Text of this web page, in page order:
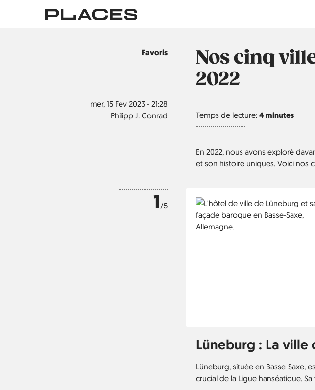
Sujet
Favoris
mer, 15 Fév 2023 - 21:28
Philipp J. Conrad
Nos cinq
2022
Temps de lecture: 4 minutes
En 2022, nous avons exploré
et son histoire uniques. Voici nos
1/5
Lüneburg : La ville
Lüneburg, située en Basse-
crucial de la Ligue hanséatique.